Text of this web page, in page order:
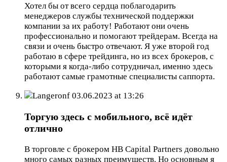
Хотел бы от всего сердца поблагодарить
менеджеров службы технической поддержки
компании за их работу! Работают они очень
профессионально и помогают трейдерам. Всегда на
связи и очень быстро отвечают. Я уже второй год
работаю в сфере трейдинга, но из всех брокеров, с
которыми я когда-либо сотрудничал, именно здесь
работают самые грамотные специалисты саппорта.
Langeronf 03.06.2023 at 13:26
Торгую здесь с мобильного, всё идёт
отлично
В торговле с брокером HB Capital Partners довольно
много самых разных преимуществ. Но основным я